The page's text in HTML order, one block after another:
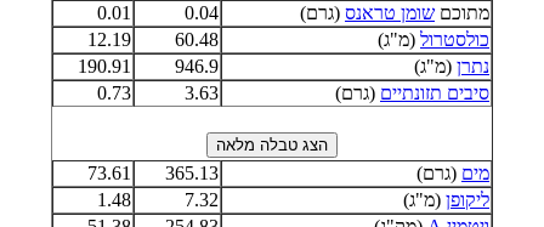
מתוכם שומן טראנס (גרם) 0.04
0.01
כולסטרול (מ"ג) 60.48
12.19
נתרן (מ"ג) 946.9
190.91
סיבים תזונתיים (גרם) 3.63
0.73
מים (גרם) 365.13
73.61
ליקופן (מ"ג) 7.32
1.48